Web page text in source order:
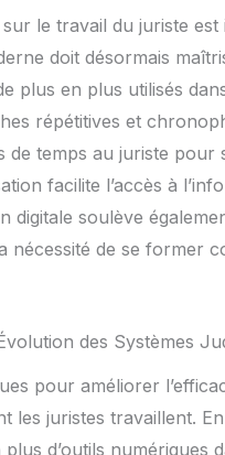
le travail du juriste
doit désormais
plus en plus utilisés
répétitives et
temps au juriste
facilite l’accès à
soulève
nécessité de se former
des Systèmes
pour améliorer
juristes travaillent. En
d’outils numériques